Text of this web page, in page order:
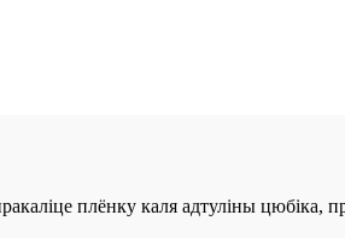
​​плёнку каля адтуліны цюбіка,